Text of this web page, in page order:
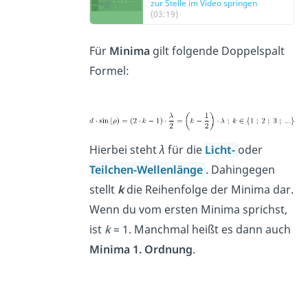
zur Stelle im Video springen
(03:19)
Für Minima gilt folgende Doppelspalt
Formel:
Hierbei stehtλfür die Licht- oder
Teilchen-Wellenlänge . Dahingegen
stellt kdie Reihenfolge der Minima dar.
Wenn du vom ersten Minima sprichst,
ist k= 1. Manchmal heißt es dann auch
Minima 1. Ordnung.